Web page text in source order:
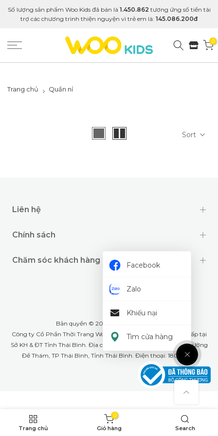
Số lượng sản phẩm Woo Kids đã bán là 1.450.862 tương ứng số tiền tài
trợ các chương trình thiện nguyện vì trẻ em là: 145.086.200đ
0
Trang chủ Quần nỉ
Sort
Liên hệ
Chính sách
Chăm sóc khách hàng
Bản quyền © 2024 thuộc về
Công ty Cổ Phần Thời Trang Woo Kids- GPĐKKD: 1001268555 cấp tại
Sở KH & ĐT Tỉnh Thái Bình. Địa chỉ văn phòng: Số 79A Lê Lợi, phường
Đề Thám, TP Thái Bình, Tỉnh Thái Bình. Điện thoại: 18008226
Facebook
Zalo
Khiếu nại
Tìm cửa hàng
Trang chủ
0
Giỏ hàng Search